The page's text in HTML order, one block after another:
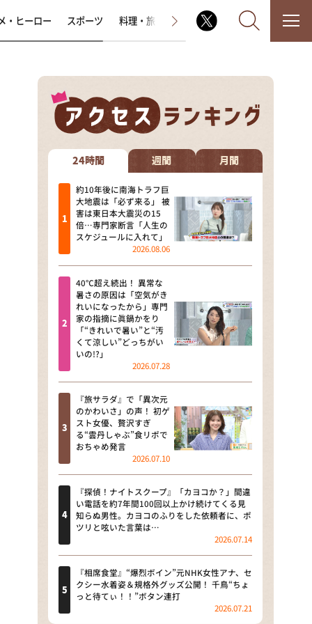
なるみ・岡村の過ぎるTV
相席食堂
これ余談なんですけど・・・
～人生密着トークバラエティ！
～ やすとものいたって真剣です
探偵！ナイトスクープ
news おかえり
河合＆A.B.C-Z塚田×福井アナ
「なんでやねん！？」（news お
かえり）
DAIGOも台所 ～きょうの献立 何
にする？～
本日はダイアンなり！シーズン２
朝だ！生です旅サラダ
教えて！ニュースライブ 正義の
ミカタ
ＬＩＦＥ～夢のカタチ～
新婚さんいらっしゃい！
ポツンと一軒家
ザキ山小屋本館
・ヒーロー スポーツ 料理・旅 ラジオ番組 その他
24時間 週間 月間
約10年後に南海トラフ巨
大地震は「必ず来る」 被
害は東日本大震災の15
倍…専門家断言「人生の
スケジュールに入れて」
2026.08.06
40℃超え続出！ 異常な
暑さの原因は「空気がき
れいになったから」専門
家の指摘に眞鍋かをり
「“きれいで暑い”と“汚
くて涼しい”どっちがい
いの!?」
2026.07.28
『旅サラダ』で「異次元
のかわいさ」の声！ 初ゲ
スト女優、贅沢すぎ
る“雲丹しゃぶ”食リポで
おちゃめ発言
2026.07.10
『探偵！ナイトスクープ』「カヨコか？」間違
い電話を約7年間100回以上かけ続けてくる見
知らぬ男性。カヨコのふりをした依頼者に、ポ
ツリと呟いた言葉は…
2026.07.14
『相席食堂』“爆烈ボイン”元NHK女性アナ、セ
クシー水着姿＆規格外グッズ公開！ 千鳥“ちょ
っと待てぃ！！”ボタン連打
2026.07.21